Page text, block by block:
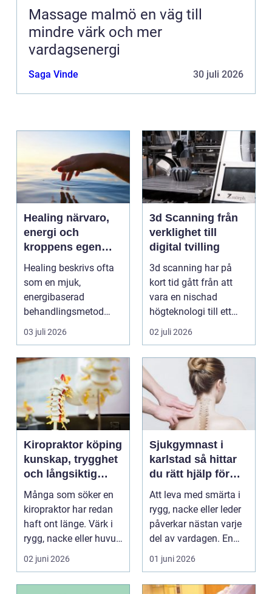
Massage malmö en väg till
mindre värk och mer
vardagsenergi
Saga Vinde 30 juli 2026
Healing närvaro,
energi och
kroppens egen
förmåga att läka
Healing beskrivs ofta
som en mjuk,
energibaserad
behandlingsmetod
som stödjer kroppens
egen läknings...
03 juli 2026
3d Scanning från
verklighet till
digital tvilling
3d scanning har på
kort tid gått från att
vara en nischad
högteknologi till ett
praktiskt verktyg fö...
02 juli 2026
Kiropraktor köping
kunskap, trygghet
och långsiktig
hjälp för ryggen
Många som söker en
kiropraktor har redan
haft ont länge. Värk i
rygg, nacke eller huvud
blir lätt en...
02 juni 2026
Sjukgymnast i
karlstad så hittar
du rätt hjälp för
smärta och besvär
Att leva med smärta i
rygg, nacke eller leder
påverkar nästan varje
del av vardagen. En
person som s...
01 juni 2026